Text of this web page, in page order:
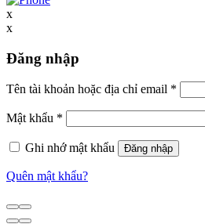
x
x
Đăng nhập
Tên tài khoản hoặc địa chỉ email *
Mật khẩu *
Ghi nhớ mật khẩu Đăng nhập
Quên mật khẩu?